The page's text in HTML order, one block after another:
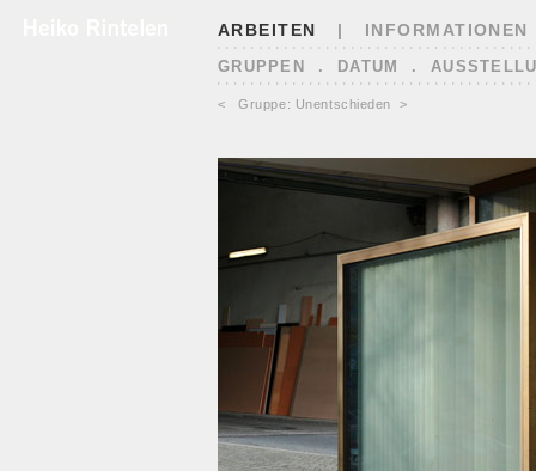
ARBEITEN | INFORMATIONEN
GRUPPEN . DATUM .
< Gruppe: Unentschieden >